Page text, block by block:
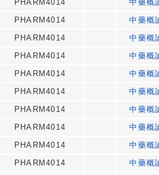
PHARM4014
中藥概
PHARM4014
中藥概
PHARM4014
中藥概
PHARM4014
中藥概
PHARM4014
中藥概
PHARM4014
中藥概
PHARM4014
中藥概
PHARM4014
中藥概
PHARM4014
中藥概
PHARM4014
中藥概